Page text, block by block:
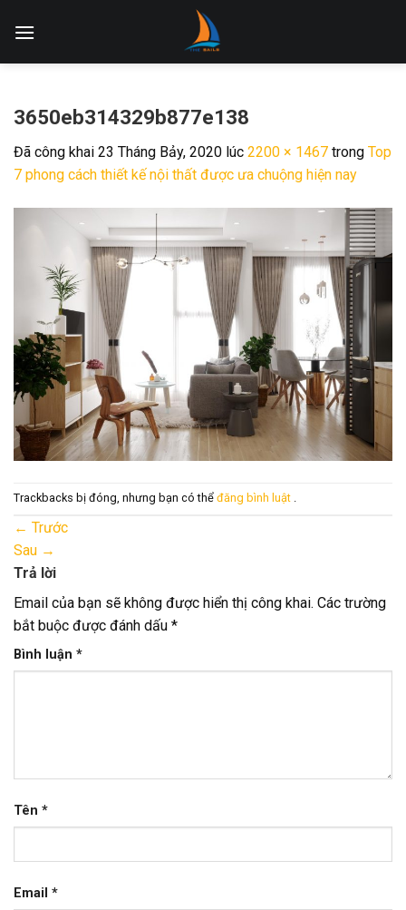
3650eb314329b877e138
Đã công khai 23 Tháng Bảy, 2020 lúc 2200 × 1467 trong Top
7 phong cách thiết kế nội thất được ưa chuộng hiện nay
Trackbacks bị đóng, nhưng bạn có thể đăng bình luật .
← Trước
Sau →
Trả lời
Email của bạn sẽ không được hiển thị công khai. Các trường
bắt buộc được đánh dấu *
Bình luận *
Tên *
Email *